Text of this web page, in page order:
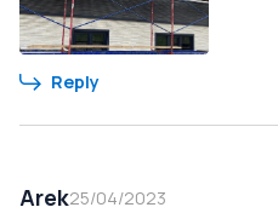
Reply
Arek25/04/2023